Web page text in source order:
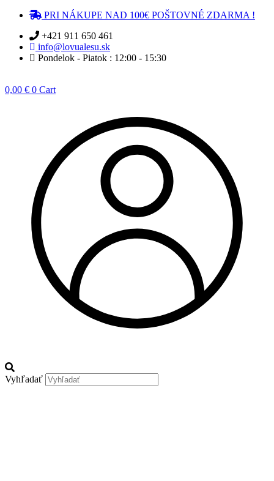
Preskočiť
obsah
PRI NÁKUPE NAD 100€ POŠTOVNÉ ZDARMA !
+421 911 650 461
info@lovualesu.sk
Pondelok - Piatok : 12:00 - 15:30
0,00 € 0 Cart
Vyhľadať